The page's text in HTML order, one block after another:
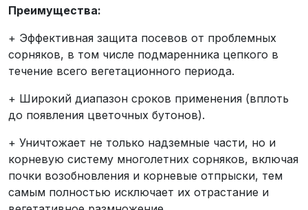
Преимущества:
+ Эффективная защита посевов от проблемных
сорняков, в том числе подмаренника цепкого в
течение всего вегетационного периода.
+ Широкий диапазон сроков применения (вплоть
до появления цветочных бутонов).
+ Уничтожает не только надземные части, но и
корневую систему многолетних сорняков, включая
почки возобновления и корневые отпрыски, тем
самым полностью исключает их отрастание и